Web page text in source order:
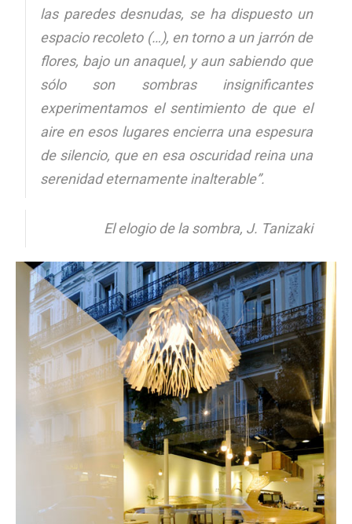
las paredes desnudas, se ha dispuesto un
espacio recoleto (…), en torno a un jarrón de
flores, bajo un anaquel, y aun sabiendo que
sólo son sombras insignificantes
experimentamos el sentimiento de que el
aire en esos lugares encierra una espesura
de silencio, que en esa oscuridad reina una
serenidad eternamente inalterable”.
El elogio de la sombra, J. Tanizaki